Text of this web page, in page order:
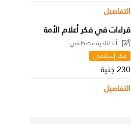
التفاصيل
قراءات في فكر أعلام الأمة
أ.د/نادية مصطفى
فكر إسلامي
230 جنية
التفاصيل